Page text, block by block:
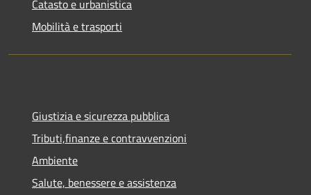
Catasto e urbanistica
Mobilità e trasporti
Giustizia e sicurezza pubblica
Tributi,finanze e contravvenzioni
Ambiente
Salute, benessere e assistenza